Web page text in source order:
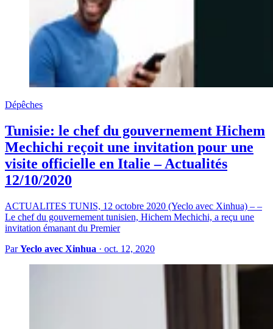
Dépêches
Tunisie: le chef du gouvernement Hichem
Mechichi reçoit une invitation pour une
visite officielle en Italie – Actualités
12/10/2020
ACTUALITES TUNIS, 12 octobre 2020 (Yeclo avec Xinhua) – –
Le chef du gouvernement tunisien, Hichem Mechichi, a reçu une
invitation émanant du Premier
ParYeclo avec Xinhua · oct. 12, 2020